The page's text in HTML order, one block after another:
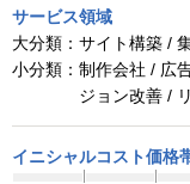
サービス領域
大分類： サイト構築 /
小分類： 制作会社 / 広
ジョン改善 /
イニシャルコスト価格